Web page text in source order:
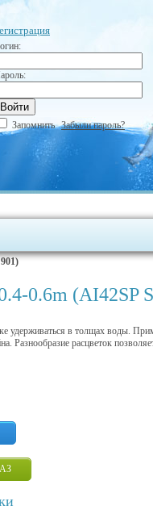
Запомнить Забыли пароль?
0.6m (AI42SP
удерживаться в толщах воды.
Разнообразие расцветок